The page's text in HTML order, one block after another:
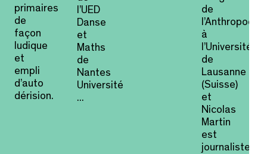
primaires
de
façon
ludique
et
empli
d’auto
dérision.
l’UED
Danse
et
Maths
de
Nantes
Université
...
de
à
l’Université
de
Lausanne
(Suisse)
et
Nicolas
Martin
est
journaliste,